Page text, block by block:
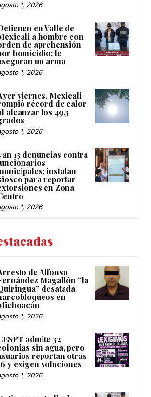
1, 2026
en Valle de
a hombre con
de aprehensión
homicidio; le
un arma
1, 2026
viernes, Mexicali
récord de calor
alcanzar los 49.3
1, 2026
13 denuncias contra
instalan
para reportar
en Zona
1, 2026
de Alfonso
Magallón “la
desatada
en
1, 2026
admite 32
sin agua, pero
reportan otras
y exigen soluciones
1, 2026